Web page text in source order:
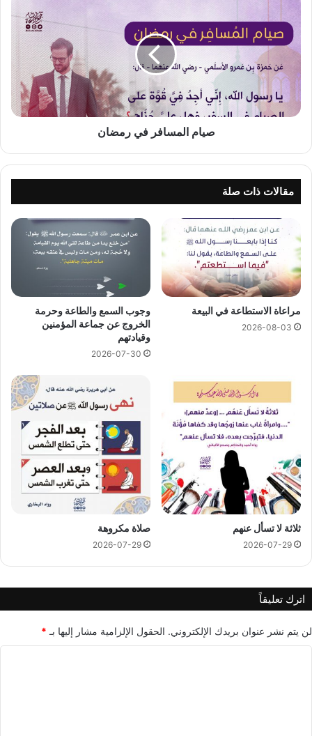
في
رمضان
صيام المسافر في رمضان
مقالات ذات صلة
مراعاة الاستطاعة في البيعة
2026-08-03
وجوب السمع والطاعة وحرمة
الخروج عن جماعة المؤمنين
وقيادتهم
2026-07-30
ثلاثة لا تسأل عنهم
2026-07-29
صلاة مكروهة
2026-07-29
اترك تعليقاً
لن يتم نشر عنوان بريدك الإلكتروني. الحقول الإلزامية مشار إليها بـ *